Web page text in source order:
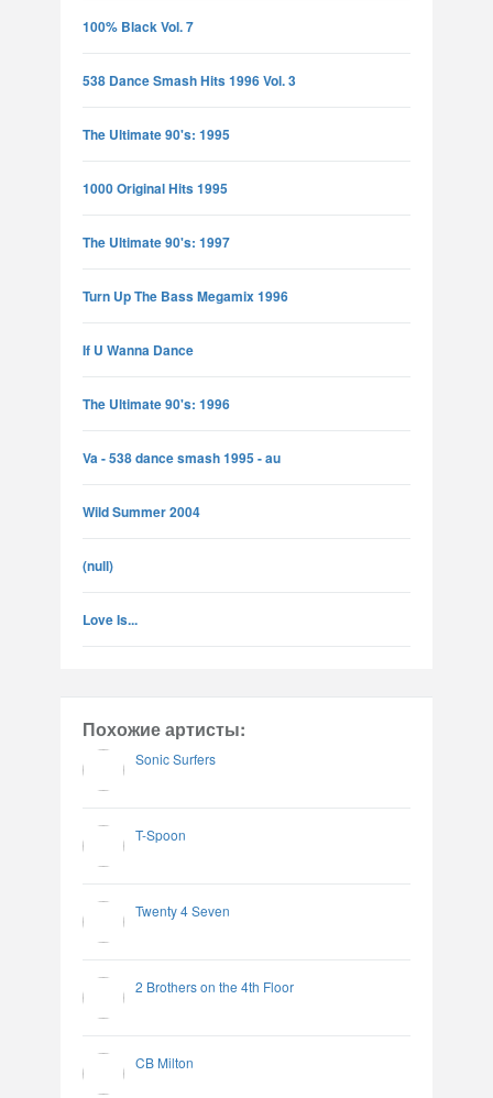
100% Black Vol. 7
538 Dance Smash Hits 1996 Vol. 3
The Ultimate 90's: 1995
1000 Original Hits 1995
The Ultimate 90's: 1997
Turn Up The Bass Megamix 1996
If U Wanna Dance
The Ultimate 90's: 1996
Va - 538 dance smash 1995 - au
Wild Summer 2004
(null)
Love Is...
Похожие артисты:
Sonic Surfers
T-Spoon
Twenty 4 Seven
2 Brothers on the 4th Floor
CB Milton